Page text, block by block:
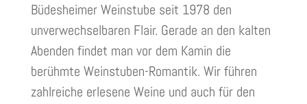
Büdesheimer Weinstube seit 1978 den
unverwechselbaren Flair. Gerade an den kalten
Abenden findet man vor dem Kamin die
berühmte Weinstuben-Romantik. Wir führen
zahlreiche erlesene Weine und auch für den